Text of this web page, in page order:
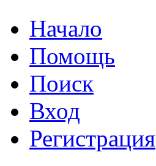
Начало
Помощь
Поиск
Вход
Регистрация